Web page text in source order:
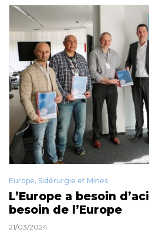
Europe, Sidérurgie et Mines
L’Europe a besoin
besoin de l’Europe
21/03/2024